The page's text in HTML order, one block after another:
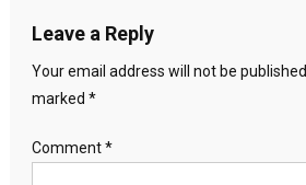
Leave a Reply
Your email address will not be published.
marked *
Comment*